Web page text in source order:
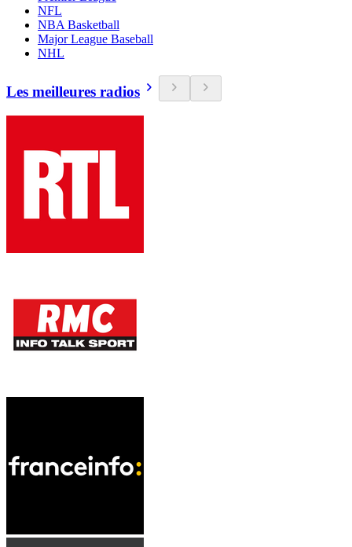
NFL
NBA Basketball
Major League Baseball
NHL
Les meilleures radios